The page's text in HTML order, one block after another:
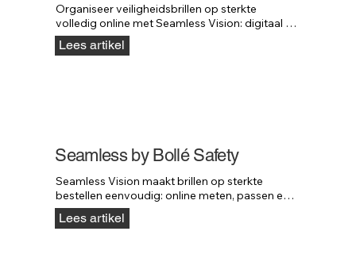
Organiseer veiligheidsbrillen op sterkte
volledig online met Seamless Vision: digitaal
meten, virtueel passen en snelle levering.
Lees artikel
Seamless by Bollé Safety
Seamless Vision maakt brillen op sterkte
bestellen eenvoudig: online meten, passen en
bestellen — zonder bezoek aan de opticien.
Lees artikel